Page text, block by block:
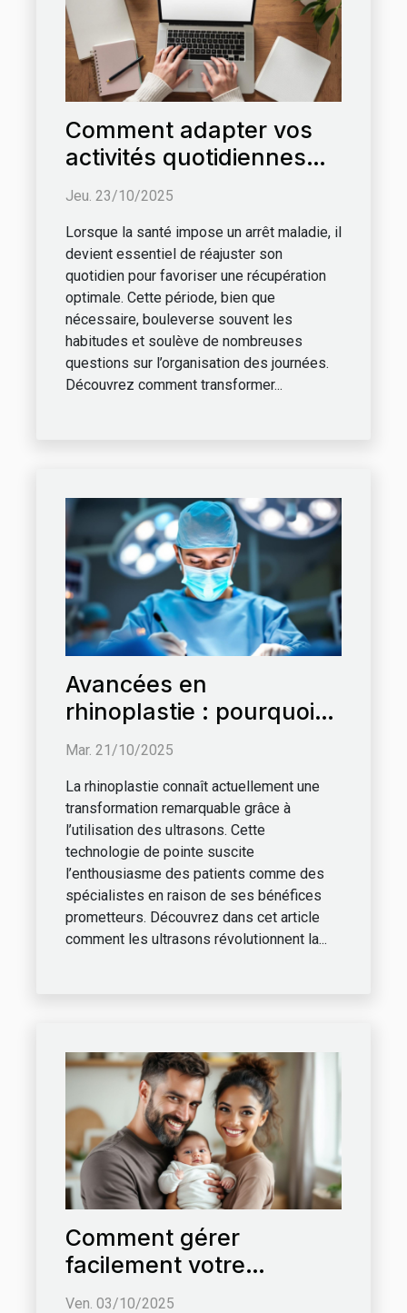
Comment adapter vos
activités quotidiennes
pendant un arrêt
Jeu. 23/10/2025
Lorsque la santé impose un arrêt maladie, il
devient essentiel de réajuster son
quotidien pour favoriser une récupération
optimale. Cette période, bien que
nécessaire, bouleverse souvent les
habitudes et soulève de nombreuses
questions sur l’organisation des journées.
Découvrez comment transformer...
Avancées en
rhinoplastie : pourquoi
opter pour les ultrasons
Mar. 21/10/2025
La rhinoplastie connaît actuellement une
transformation remarquable grâce à
l’utilisation des ultrasons. Cette
technologie de pointe suscite
l’enthousiasme des patients comme des
spécialistes en raison de ses bénéfices
prometteurs. Découvrez dans cet article
comment les ultrasons révolutionnent la...
Comment gérer
facilement votre
abonnement de
Ven. 03/10/2025